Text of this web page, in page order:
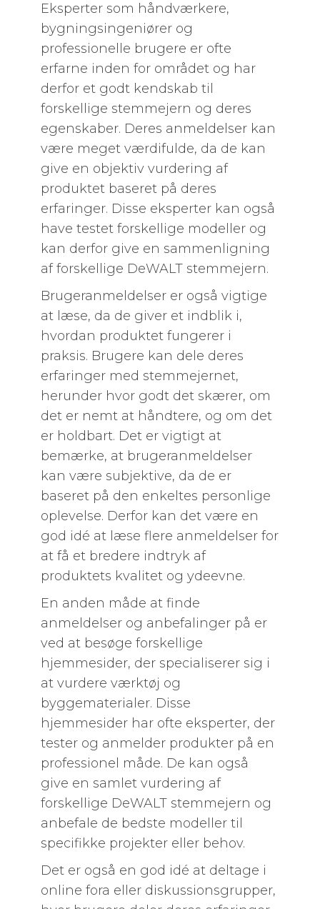
Eksperter som håndværkere,
bygningsingeniører og
professionelle brugere er ofte
erfarne inden for området og har
derfor et godt kendskab til
forskellige stemmejern og deres
egenskaber. Deres anmeldelser kan
være meget værdifulde, da de kan
give en objektiv vurdering af
produktet baseret på deres
erfaringer. Disse eksperter kan også
have testet forskellige modeller og
kan derfor give en sammenligning
af forskellige DeWALT stemmejern.
Brugeranmeldelser er også vigtige
at læse, da de giver et indblik i,
hvordan produktet fungerer i
praksis. Brugere kan dele deres
erfaringer med stemmejernet,
herunder hvor godt det skærer, om
det er nemt at håndtere, og om det
er holdbart. Det er vigtigt at
bemærke, at brugeranmeldelser
kan være subjektive, da de er
baseret på den enkeltes personlige
oplevelse. Derfor kan det være en
god idé at læse flere anmeldelser for
at få et bredere indtryk af
produktets kvalitet og ydeevne.
En anden måde at finde
anmeldelser og anbefalinger på er
ved at besøge forskellige
hjemmesider, der specialiserer sig i
at vurdere værktøj og
byggematerialer. Disse
hjemmesider har ofte eksperter, der
tester og anmelder produkter på en
professionel måde. De kan også
give en samlet vurdering af
forskellige DeWALT stemmejern og
anbefale de bedste modeller til
specifikke projekter eller behov.
Det er også en god idé at deltage i
online fora eller diskussionsgrupper,